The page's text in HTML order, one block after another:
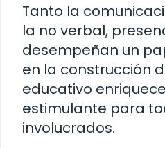
Tanto la
la no verbal,
desempeñan un
en la construcción
educativo
estimulante para
involucrados.